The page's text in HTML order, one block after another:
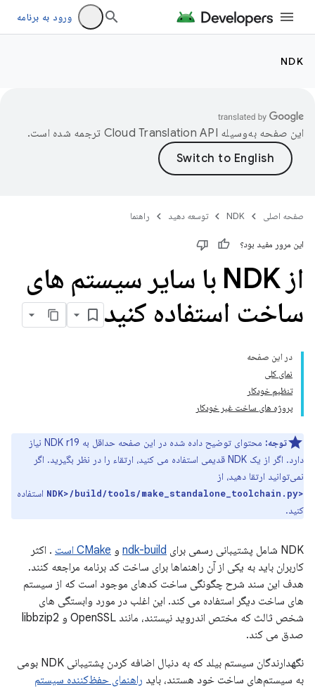
ورود به برنامه
NDK
این صفحه به‌وسیله ترجمه شده است.
صفحه اصلی NDK توسعه دهید راهنما
این مرور مفید بود؟
از NDK با سایر سیستم های
ساخت استفاده کنید
در این صفحه
نمای کلی
تنظیم خودکار
پروژه های ساخت غیر خودکار
توجه:
محتوای توضیح داده شده در این صفحه حداقل به NDK r19 نیاز
دارد. اگر از یک NDK قدیمی استفاده می کنید، ارتقاء را در نظر بگیرید. اگر
نمی‌توانید ارتقا دهید، از
<NDK>/build/tools/make_standalone_toolchain.py
استفاده
کنید.
NDK شامل پشتیبانی رسمی برای ndk-build و CMake است
. اکثر
کاربران باید به یکی از آن راهنماها برای ساخت کد برنامه مراجعه کنند.
هدف این سند شرح چگونگی ساخت کدهای موجود است که از سیستم
های ساخت دیگر استفاده می کند. این اغلب در مورد وابستگی های
شخص ثالث که مختص اندروید نیستند، مانند OpenSSL و libbzip2
صدق می کند.
نگهدارندگان سیستم بیلد که به دنبال اضافه کردن پشتیبانی NDK بومی
به سیستم‌های ساخت خود هستند، باید راهنمای حفظ‌کننده سیستم